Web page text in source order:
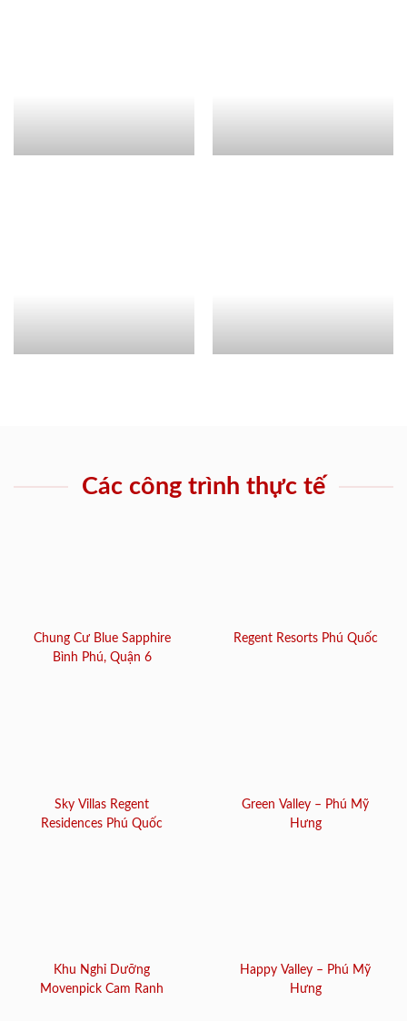
Các công trình thực tế
Chung Cư Blue Sapphire
Bình Phú, Quận 6
Regent Resorts Phú Quốc
Sky Villas Regent
Residences Phú Quốc
Green Valley – Phú Mỹ
Hưng
Khu Nghỉ Dưỡng
Movenpick Cam Ranh
Happy Valley – Phú Mỹ
Hưng